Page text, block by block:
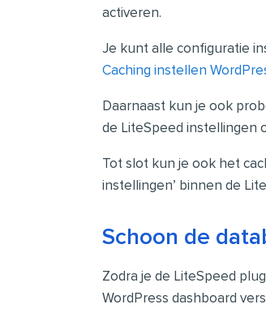
activeren.
Je kunt alle configuratie
Caching instellen
Daarnaast kun je ook
de LiteSpeed instellingen
Tot slot kun je ook het
instellingen’ binnen de
Schoon de
Zodra je de LiteSpeed
WordPress dashboard